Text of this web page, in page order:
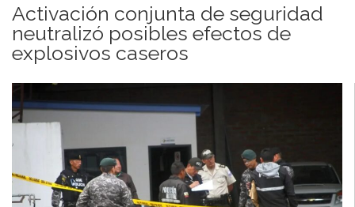
Activación conjunta de seguridad
neutralizó posibles efectos de
explosivos caseros